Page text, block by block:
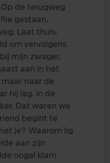
de terugweg
gestaan.
Laat thuis.
om vervolgens
mijn zwager.
aan in het
naar de
hij lag. In de
Dat waren we
begint te
je? Waarom lig
aan zijn
nogal klam